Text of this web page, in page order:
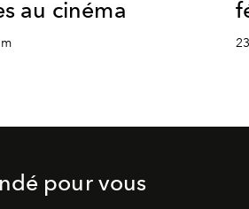
au cinéma
pour vous